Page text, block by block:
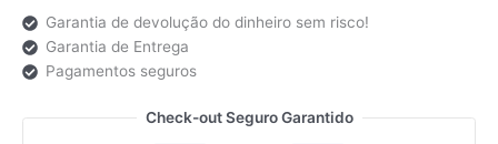
Garantia de devolução do dinheiro sem risco!
Garantia de Entrega
Pagamentos seguros
Check-out Seguro Garantido